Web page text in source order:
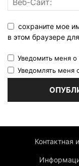
сохраните мое
в этом браузере
Уведомить меня
Уведомлять меня
Контактная